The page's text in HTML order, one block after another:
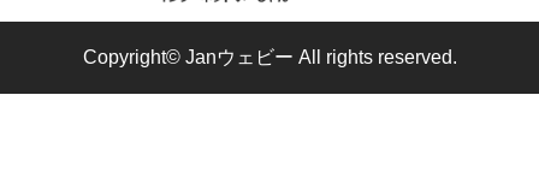
Copyright© Janウェビー All rights reserved.